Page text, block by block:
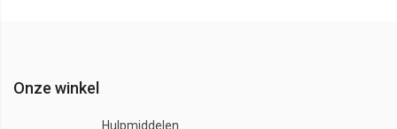
Onze winkel
Hulpmiddelen